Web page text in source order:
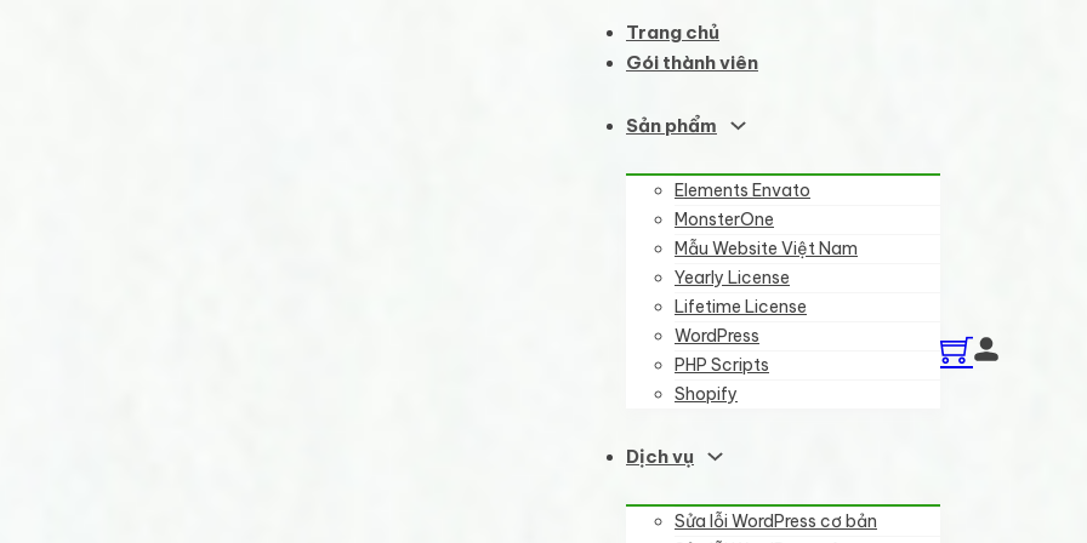
Trang chủ
Gói thành viên
Sản phẩm
Elements Envato
MonsterOne
Mẫu Website Việt Nam
Yearly License
Lifetime License
WordPress
PHP Scripts
Shopify
Dịch vụ
Sửa lỗi WordPress cơ bản